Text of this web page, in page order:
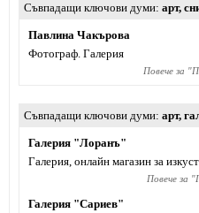
Съвпадащи ключови думи арт,
Павлина Чакърова
Фотограф. Галерия
Повече за "
Съвпадащи ключови думи арт,
Галерия "Лоранъ"
Галерия, онлайн магазин за
Повече за "
Галерия "Сариев"